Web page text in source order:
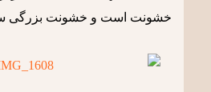
خشونت است و خشونت بزرگی